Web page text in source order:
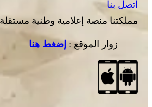
اتصل بنا
مملكتنا منصة إعلامية وطنية مستقلة
زوار الموقع : إضغط هنا